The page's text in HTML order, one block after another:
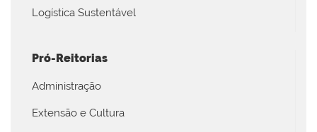
Logística Sustentável
Pró-Reitorias
Administração
Extensão e Cultura